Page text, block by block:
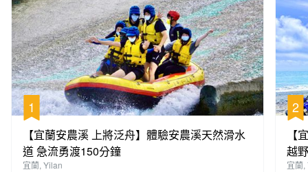
1
【宜蘭安農溪 上將泛舟】體驗安農溪天然滑水
道 急流勇渡150分鐘
宜蘭, Yilan
2
【
越
宜蘭